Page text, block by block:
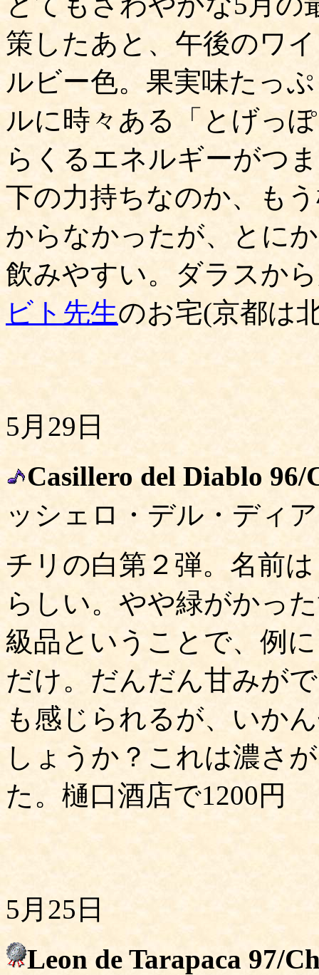
策したあと、午後のワ
ルビー色。果実味たっ
ルに時々ある「とげっ
らくるエネルギーがつ
下の力持ちなのか、も
からなかったが、とに
飲みやすい。ダラスか
ビト先生のお宅(京都は
5月29日
Casillero del Diablo
ッシェロ・デル・ディ
チリの白第２弾。名前
らしい。やや緑がかっ
級品ということで、例
だけ。だんだん甘みが
も感じられるが、いか
しょうか？これは濃さ
た。樋口酒店で1200円
5月25日
Leon de Tarapaca 97/